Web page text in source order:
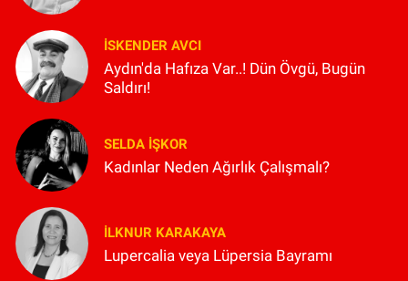
İSKENDER AVCI
Aydın'da Hafıza Var..! Dün Övgü, Bugün
Saldırı!
SELDA İŞKOR
Kadınlar Neden Ağırlık Çalışmalı?
İLKNUR KARAKAYA
Lupercalia veya Lüpersia Bayramı